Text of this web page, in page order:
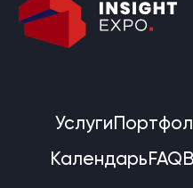
Услуги
КалендарьFAQ